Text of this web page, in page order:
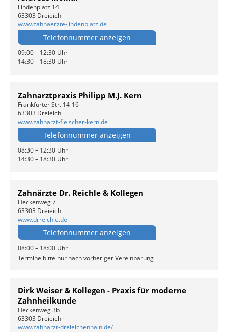
Lindenplatz 14
63303 Dreieich
www.zahnaerzte-lindenplatz.de
Telefonnummer anzeigen
09:00 – 12:30 Uhr
14:30 – 18:30 Uhr
Zahnarztpraxis Philipp M.J. Kern
Frankfurter Str. 14-16
63303 Dreieich
www.zahnarzt-fleischer-kern.de
Telefonnummer anzeigen
08:30 – 12:30 Uhr
14:30 – 18:30 Uhr
Zahnärzte Dr. Reichle & Kollegen
Heckenweg 7
63303 Dreieich
www.drreichle.de
Telefonnummer anzeigen
08:00 – 18:00 Uhr
Termine bitte nur nach vorheriger Vereinbarung
Dirk Weiser & Kollegen - Praxis für moderne
Zahnheilkunde
Heckenweg 3b
63303 Dreieich
www.zahnarzt-dreieichenhain.de/